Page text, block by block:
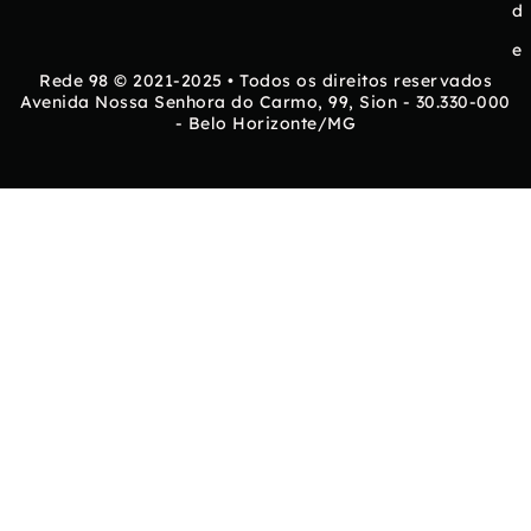
d
e
Rede 98 © 2021-2025 • Todos os direitos reservados
Avenida Nossa Senhora do Carmo, 99, Sion - 30.330-000
- Belo Horizonte/MG